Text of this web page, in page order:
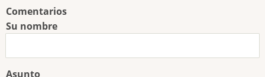
Comentarios
Su nombre
Asunto